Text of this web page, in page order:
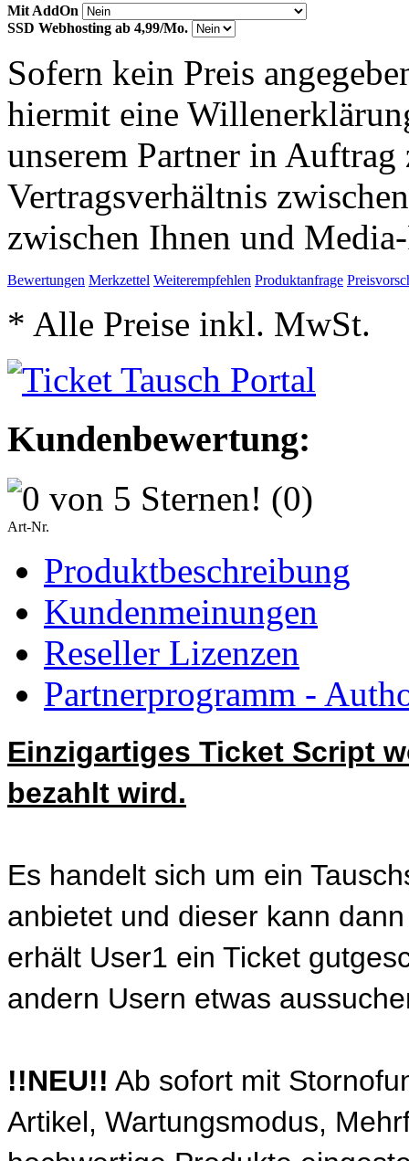
Mit AddOn
SSD Webhosting ab 4,99/Mo.
Sofern kein Preis
hiermit eine
unserem Partner in
Vertragsverhältnis
zwischen Ihnen und
Bewertungen Merkzettel Weiterempfehlen Produktanfrage
* Alle Preise inkl. MwSt.
Kundenbewertung:
(0)
Art-Nr.
Produktbeschreibung
Kundenmeinungen
Reseller Lizenzen
Partnerprogramm -
Einzigartiges Ticket Script
bezahlt wird.
Es handelt sich um ein
anbietet und dieser kann
erhält User1 ein Ticket
andern Usern etwas
!!NEU!! Ab sofort mit
Artikel, Wartungsmodus,